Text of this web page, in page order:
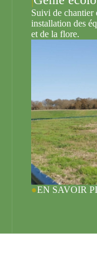
Suivi de chantier
installation des
et de la flore.
EN SAVOIR